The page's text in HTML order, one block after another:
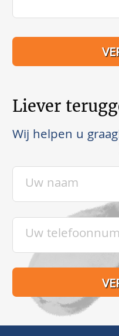
Liever
Wij helpen u